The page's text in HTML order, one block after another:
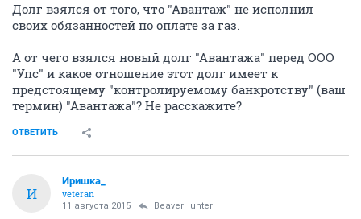
Долг взялся от того, что "Авантаж" не исполнил
своих обязанностей по оплате за газ.
А от чего взялся новый долг "Авантажа" перед ООО
"Упс" и какое отношение этот долг имеет к
предстоящему "контролируемому банкротству" (ваш
термин) "Авантажа"? Не расскажите?
ОТВЕТИТЬ
И
Иришка_
veteran
11 августа 2015 BeaverHunter